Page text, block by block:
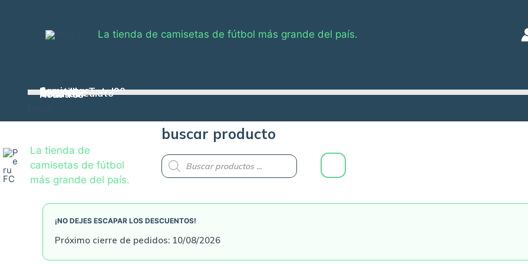
La tienda de camisetas de fútbol más grande del país.
Camisetas
Zapatillas Total90
Casacas
Pelotas
Conjuntos
Envío inmediato
Medallas
Nosotros
La tienda de
camisetas de fútbol
más grande del país.
buscar producto
Products
search
Main
¡NO DEJES ESCAPAR LOS DESCUENTOS!
Próximo cierre de pedidos: 10/08/2026